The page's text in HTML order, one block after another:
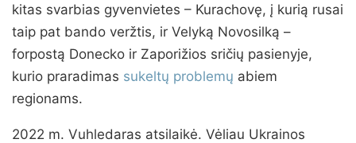
kitas svarbias gyvenvietes – Kurachovę, į kurią rusai
taip pat bando veržtis, ir Velyką Novosilką –
forpostą Donecko ir Zaporižios sričių pasienyje,
kurio praradimas sukeltų problemų abiem
regionams.
2022 m. Vuhledaras atsilaikė. Vėliau Ukrainos